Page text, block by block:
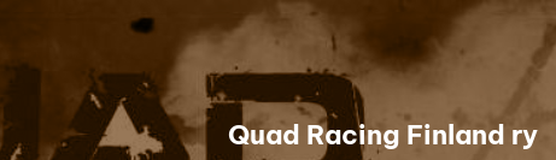
sivun
sisältöön
Quad Racing Finland ry